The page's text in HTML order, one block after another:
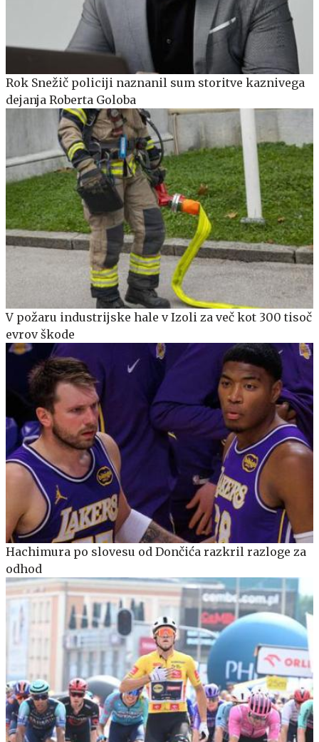
Rok Snežič policiji naznanil sum storitve kaznivega
dejanja Roberta Goloba
V požaru industrijske hale v Izoli za več kot 300 tisoč
evrov škode
Hachimura po slovesu od Dončića razkril razloge za
odhod